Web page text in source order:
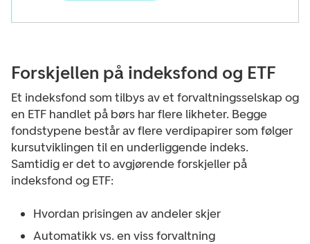
Forskjellen på indeksfond og ETF
Et indeksfond som tilbys av et forvaltningsselskap og
en ETF handlet på børs har flere likheter. Begge
fondstypene består av flere verdipapirer som følger
kursutviklingen til en underliggende indeks.
Samtidig er det to avgjørende forskjeller på
indeksfond og ETF:
Hvordan prisingen av andeler skjer
Automatikk vs. en viss forvaltning